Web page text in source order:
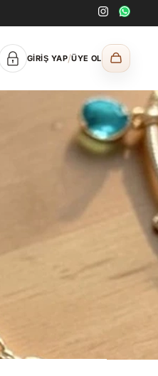
GIRIŞ YAP/ÜYE OL